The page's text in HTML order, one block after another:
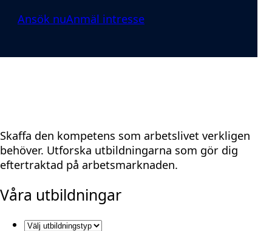
Ansök nuAnmäl intresse
Skaffa den kompetens som arbetslivet verkligen
behöver. Utforska utbildningarna som gör dig
eftertraktad på arbetsmarknaden.
Våra utbildningar